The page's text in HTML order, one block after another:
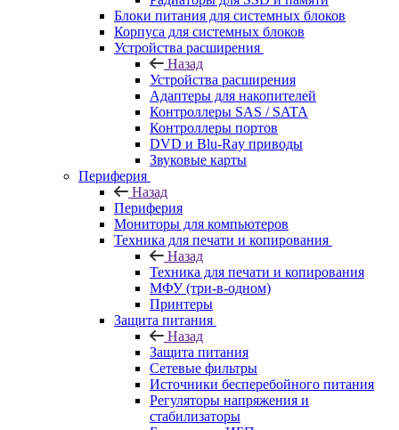
Блоки питания для системных блоков
Корпуса для системных блоков
Устройства расширения
Назад
Устройства расширения
Адаптеры для накопителей
Контроллеры SAS / SATA
Контроллеры портов
DVD и Blu-Ray приводы
Звуковые карты
Периферия
Назад
Периферия
Мониторы для компьютеров
Техника для печати и копирования
Назад
Техника для печати и копирования
МФУ (три-в-одном)
Принтеры
Защита питания
Назад
Защита питания
Сетевые фильтры
Источники бесперебойного питания
Регуляторы напряжения и
стабилизаторы